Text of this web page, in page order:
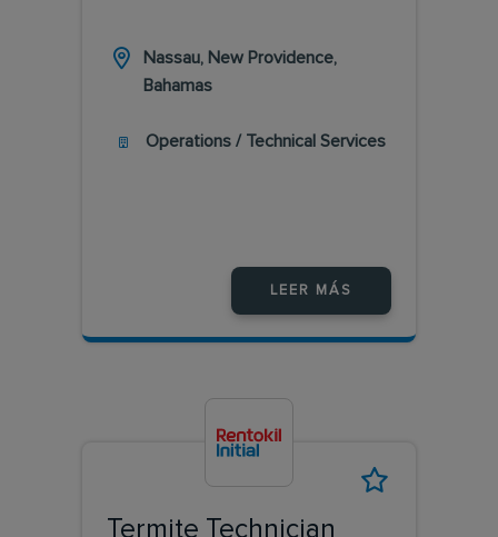
Nassau, New Providence,
Bahamas
Operations / Technical Services
LEER MÁS
Termite Technician